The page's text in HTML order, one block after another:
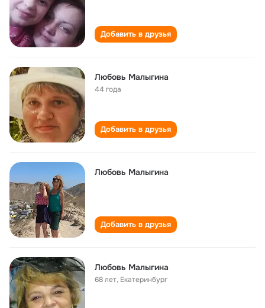
Добавить в друзья
Любовь Малыгина
44 года
Добавить в друзья
Любовь Малыгина
Добавить в друзья
Любовь Малыгина
68 лет, Екатеринбург